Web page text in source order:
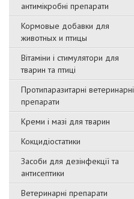
антимікробні препарати
Кормовые добавки для
животных и птицы
Вітаміни і стимулятори для
тварин та птиці
Протипаразитарні ветеринарні
препарати
Креми і мазі для тварин
Кокцидіостатики
Засоби для дезінфекції та
антисептики
Ветеринарні препарати